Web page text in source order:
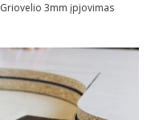
Griovelio 3mm įpjovimas